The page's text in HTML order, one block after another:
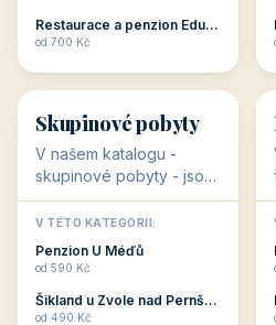
Restaurace a penzion Eduard
od 700 Kč
👥
👥
32 objektů
Skupinové pobyty
V našem katalogu -
skupinové pobyty - jsou
pro Vás připraveny
objekty, které nabízí
ubytování skupin v
penzionech, hotelích a
Budete překva...
V TÉTO KATEGORII:
Penzion U Méďů
od 590 Kč
Šikland u Zvole nad Pernštejnem
od 490 Kč